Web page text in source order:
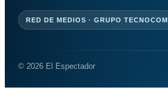
RED DE MEDIOS · GRUPO TECNOCOM
© 2026 El Espectador